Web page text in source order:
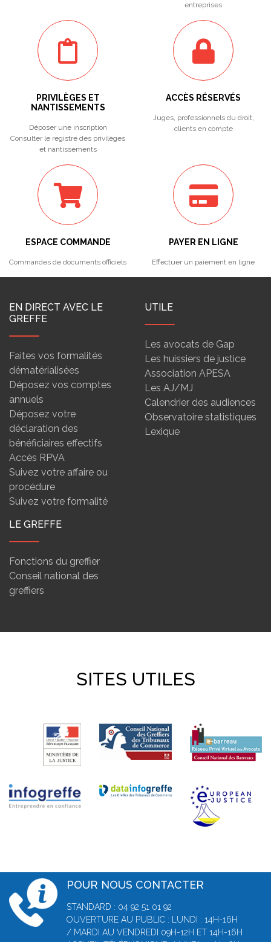
entreprises
PRIVILÈGES ET
NANTISSEMENTS
Déposer une inscription
Consulter le registre des privilèges
et nantissements
ACCÈS RÉSERVÉS
Juges, professionnels du droit,
clients en compte
ESPACE COMMANDE
Commandes de documents officiels
PAYER EN LIGNE
Effectuer un paiement en ligne
EN DIRECT AVEC LE
GREFFE
Faites vos formalités
dématérialisées
Déposez vos comptes
annuels
Déposez votre
déclaration des
bénéficiaires effectifs
Accès RPVA
Suivez votre affaire ou
procédure
Suivez votre formalité
UTILE
Les avocats de Gap
Les huissiers de justice
Association APESA
Les AJ/MJ
Calendrier des audiences
Observatoire statistiques
Lexique
LE GREFFE
Fonctions du greffier
Conseil national des
greffiers
SITES UTILES
POUR NOUS CONTACTER
STANDARD : 04 92 51 01 92
OUVERTURE AU PUBLIC : LUNDI : 14H-16H
/ MARDI AU VENDREDI 09H-12H ET 14H-16H